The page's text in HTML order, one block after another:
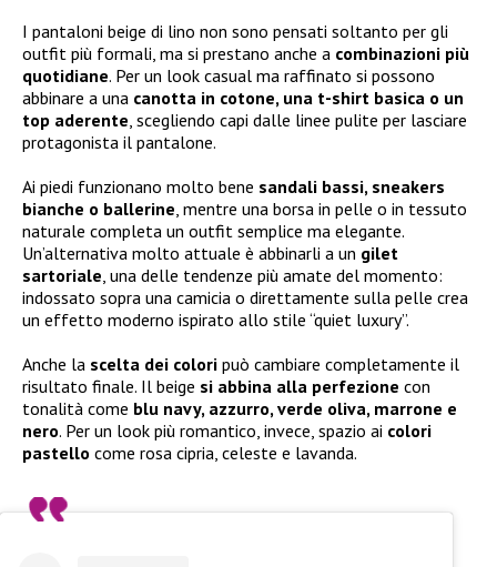
I pantaloni beige di lino non sono pensati soltanto per gli
outfit più formali, ma si prestano anche a combinazioni più
quotidiane. Per un look casual ma raffinato si possono
abbinare a una canotta in cotone, una t-shirt basica o un
top aderente, scegliendo capi dalle linee pulite per lasciare
protagonista il pantalone.
Ai piedi funzionano molto bene sandali bassi, sneakers
bianche o ballerine, mentre una borsa in pelle o in tessuto
naturale completa un outfit semplice ma elegante.
Un’alternativa molto attuale è abbinarli a un gilet
sartoriale, una delle tendenze più amate del momento:
indossato sopra una camicia o direttamente sulla pelle crea
un effetto moderno ispirato allo stile “quiet luxury”.
Anche la scelta dei colori può cambiare completamente il
risultato finale. Il beige si abbina alla perfezione con
tonalità come blu navy, azzurro, verde oliva, marrone e
nero. Per un look più romantico, invece, spazio ai colori
pastello come rosa cipria, celeste e lavanda.